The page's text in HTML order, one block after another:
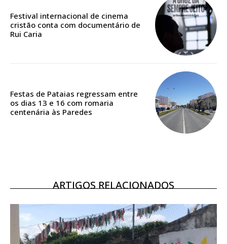
Acesso ao conteúdo online
Acesso aos conteúdos Exclusivos para
16€
12 meses
Festival internacional de cinema
cristão conta com documentário de
Rui Caria
Festas de Pataias regressam entre
os dias 13 e 16 com romaria
centenária às Paredes
ARTIGOS RELACIONADOS